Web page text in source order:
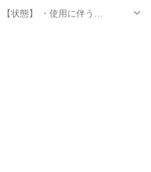
【状態】 ・使用に伴う…